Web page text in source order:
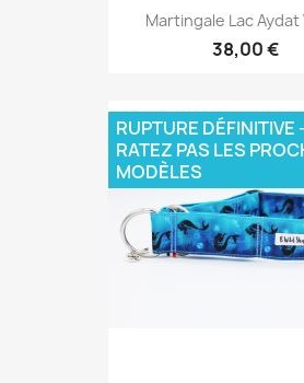
Martingale Lac Aydat
38,00 €
RUPTURE DÉFINITIVE
RATEZ PAS LES
MODÈLES